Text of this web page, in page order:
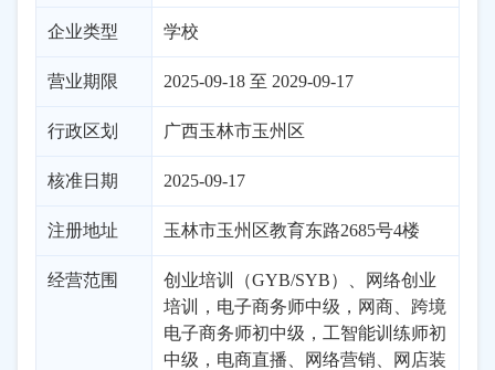
企业类型 学校
营业期限 2025-09-18 至 2029-09-17
行政区划 广西玉林市玉州区
核准日期 2025-09-17
注册地址 玉林市玉州区教育东路2685号4楼
经营范围
创业培训（GYB/SYB）、网络创业
培训，电子商务师中级，网商、跨境
电子商务师初中级，工智能训练师初
中级，电商直播、网络营销、网店装